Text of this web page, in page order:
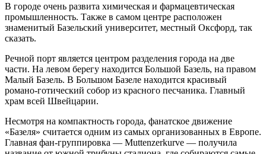
В городе очень развита химическая и фармацевтическая
промышленность. Также в самом центре расположен
знаменитый Базельский университет, местный Оксфорд, так
сказать.
Речной порт является центром разделения города на две
части. На левом берегу находится Большой Базель, на правом
Малый Базель. В Большом Базеле находится красивый
романо-готический собор из красного песчаника. Главный
храм всей Швейцарии.
Несмотря на компактность города, фанатское движение
«Базеля» считается одним из самых организованных в Европе.
Главная фан-группировка — Muttenzerkurve — получила